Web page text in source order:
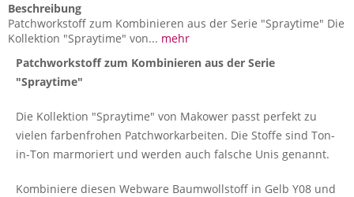
Beschreibung
Patchworkstoff zum Kombinieren aus der Serie "Spraytime" Die
Kollektion "Spraytime" von... mehr
Patchworkstoff zum Kombinieren aus der Serie
"Spraytime"
Die Kollektion "Spraytime" von Makower passt perfekt zu
vielen farbenfrohen Patchworkarbeiten. Die Stoffe sind Ton-
in-Ton marmoriert und werden auch falsche Unis genannt.
Kombiniere diesen Webware Baumwollstoff in Gelb Y08 und